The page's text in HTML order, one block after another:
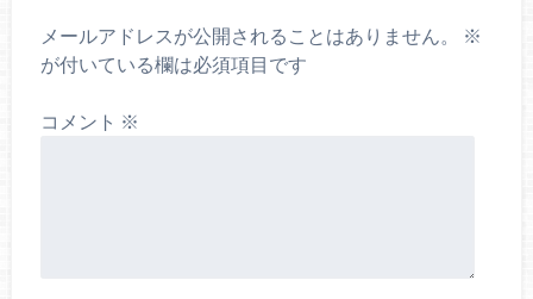
メールアドレスが公開されることはありません。
※
が付いている欄は必須項目です
コメント ※